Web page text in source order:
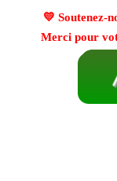
💛 Soutenez-
Merci pour